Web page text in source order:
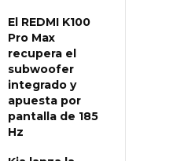
El REDMI K100
Pro Max
recupera el
subwoofer
integrado y
apuesta por
pantalla de 185
Hz